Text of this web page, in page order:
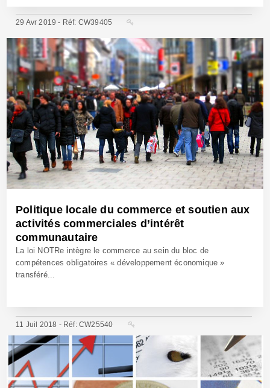
29 Avr 2019 - Réf: CW39405
Politique locale du commerce et soutien aux
activités commerciales d’intérêt
communautaire
La loi NOTRe intègre le commerce au sein du bloc de
compétences obligatoires « développement économique »
transféré...
11 Juil 2018 - Réf: CW25540